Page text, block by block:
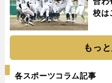
校は
もっ
各スポーツコラム記事